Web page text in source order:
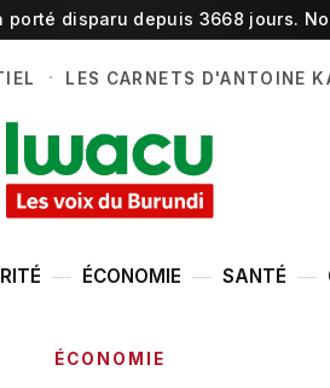
disparu depuis 3668 jours.
· LES CARNETS D'ANTOINE
ÉCONOMIE SANTÉ
ÉCONOMIE